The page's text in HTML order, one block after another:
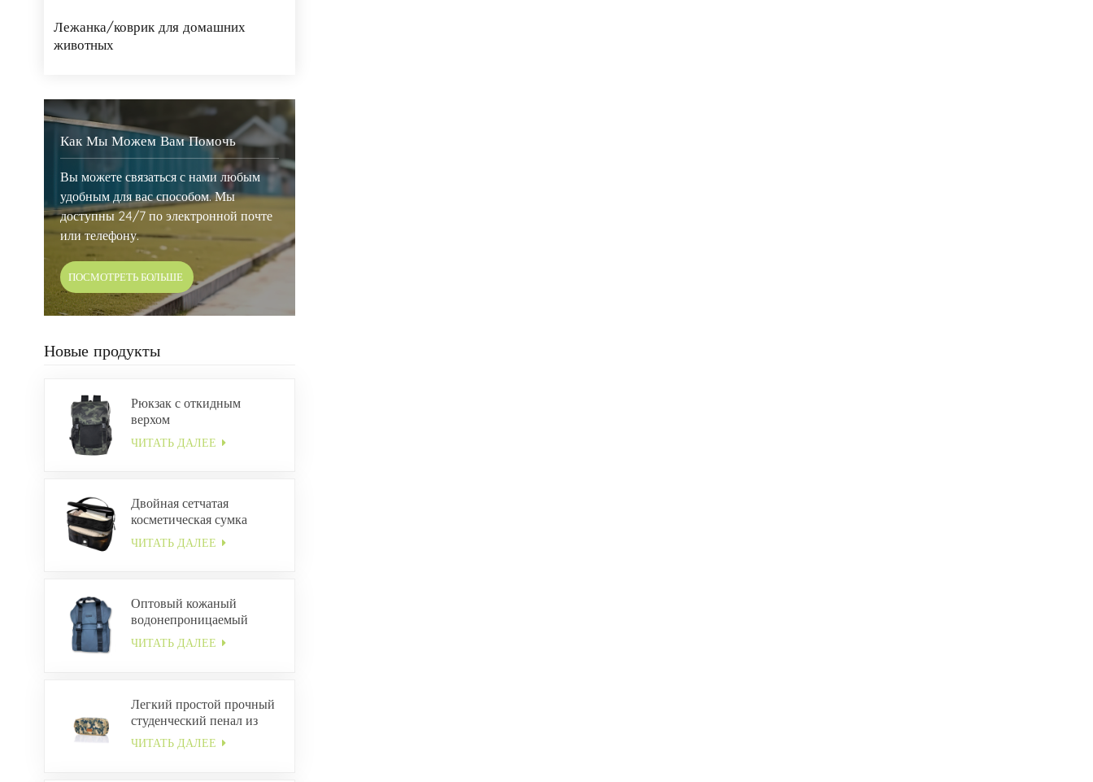
Лежанка/коврик для домашних
животных
Как Мы Можем Вам Помочь
Вы можете связаться с нами любым
удобным для вас способом. Мы
доступны 24/7 по электронной почте
или телефону.
ПОСМОТРЕТЬ БОЛЬШЕ
Новые продукты
Рюкзак с откидным
верхом
ЧИТАТЬ ДАЛЕЕ
Двойная сетчатая
косметическая сумка
ЧИТАТЬ ДАЛЕЕ
Оптовый кожаный
водонепроницаемый
рюкзак с пряжкой
ЧИТАТЬ ДАЛЕЕ
Легкий простой прочный
студенческий пенал из
холста ODM
ЧИТАТЬ ДАЛЕЕ